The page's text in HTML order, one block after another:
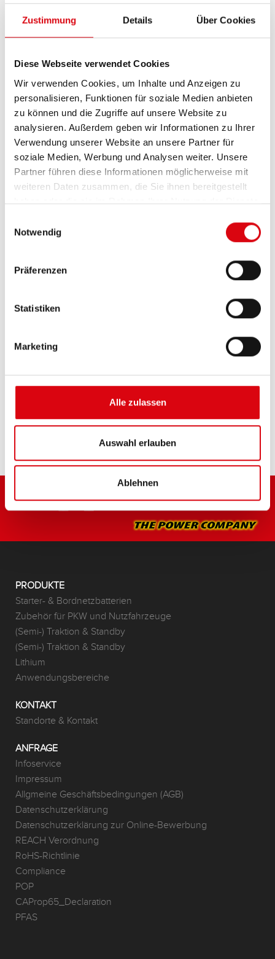
Zustimmung Details Über Cookies
Diese Webseite verwendet Cookies
Wir verwenden Cookies, um Inhalte und Anzeigen zu
personalisieren, Funktionen für soziale Medien anbieten
zu können und die Zugriffe auf unsere Website zu
analysieren. Außerdem geben wir Informationen zu Ihrer
Verwendung unserer Website an unsere Partner für
soziale Medien, Werbung und Analysen weiter. Unsere
Partner führen diese Informationen möglicherweise mit
weiteren Daten zusammen, die Sie ihnen bereitgestellt
haben oder die sie im Rahmen Ihrer Nutzung der Dienste
Notwendig
Präferenzen
Statistiken
Marketing
Alle zulassen
Auswahl erlauben
Ablehnen
ALTERNATIVE
Energiebedarf bzw. höheren
PRODUKTDETAILS >
EFB 650 17
Die besten und leistungsfähigsten Banner
Vorgaben führender europäischer KFZ-Hersteller.
Originalqualität zum Nachrüsten.
HÄNDLER & EINBAUSERVICE >
PRODUKTE
Starter- & Bordnetzbatterien
Zubehör für PKW und Nutzfahrzeuge
(Semi-) Traktion & Standby
(Semi-) Traktion & Standby
Lithium
Anwendungsbereiche
KONTAKT
Standorte & Kontakt
ANFRAGE
Infoservice
Impressum
Allgmeine Geschäftsbedingungen (AGB)
Datenschutzerklärung
Datenschutzerklärung zur Online-Bewerbung
REACH Verordnung
RoHS-Richtlinie
Compliance
POP
CAProp65_Declaration
PFAS